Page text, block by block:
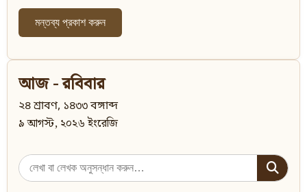
আজ - রবিবার
২৪ শ্রাবণ, ১৪৩৩ বঙ্গাব্দ
৯ আগস্ট, ২০২৬ ইংরেজি
Search
for: